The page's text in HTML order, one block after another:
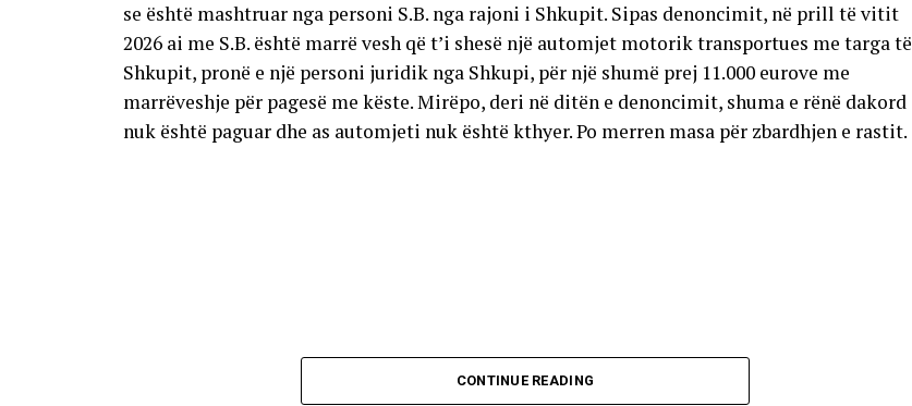
se është mashtruar nga personi S.B. nga rajoni i Shkupit. Sipas denoncimit, në prill të vitit
2026 ai me S.B. është marrë vesh që t’i shesë një automjet motorik transportues me targa të
Shkupit, pronë e një personi juridik nga Shkupi, për një shumë prej 11.000 eurove me
marrëveshje për pagesë me këste. Mirëpo, deri në ditën e denoncimit, shuma e rënë dakord
nuk është paguar dhe as automjeti nuk është kthyer. Po merren masa për zbardhjen e rastit.
CONTINUE READING